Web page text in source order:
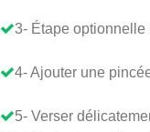
3- Étape optionnelle
4- Ajouter une
5- Verser